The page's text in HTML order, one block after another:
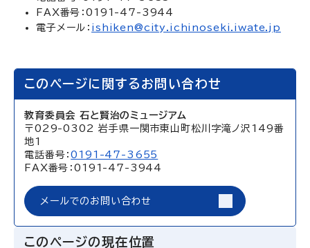
FAX番号：0191-47-3944
電子メール： ishiken@city.ichinoseki.iwate.jp
このページに関するお問い合わせ
教育委員会 石と賢治のミュージアム
〒029-0302 岩手県一関市東山町松川字滝ノ沢149番
地1
電話番号：0191-47-3655
FAX番号：0191-47-3944
メールでのお問い合わせ
このページの現在位置